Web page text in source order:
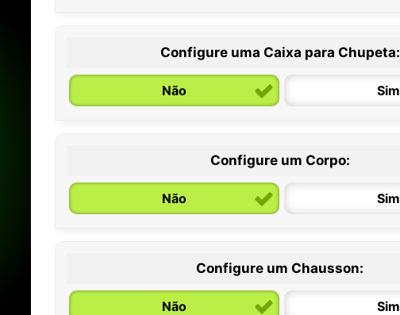
Configure uma Caixa para Chupeta:
Não Sim
Configure um Corpo:
Não Sim
6 / 12 meses
Configure um Chausson:
Não Sim